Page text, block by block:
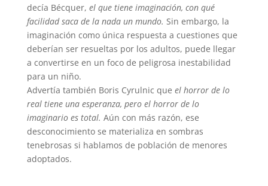
decía Bécquer, el que tiene imaginación, con qué
facilidad saca de la nada un mundo. Sin embargo, la
imaginación como única respuesta a cuestiones que
deberían ser resueltas por los adultos, puede llegar
a convertirse en un foco de peligrosa inestabilidad
para un niño.
Advertía también Boris Cyrulnic que el horror de lo
real tiene una esperanza, pero el horror de lo
imaginario es total. Aún con más razón, ese
desconocimiento se materializa en sombras
tenebrosas si hablamos de población de menores
adoptados.